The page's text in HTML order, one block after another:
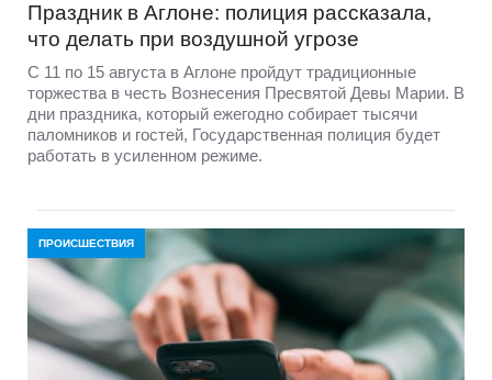
Праздник в Аглоне: полиция рассказала,
что делать при воздушной угрозе
С 11 по 15 августа в Аглоне пройдут традиционные
торжества в честь Вознесения Пресвятой Девы Марии. В
дни праздника, который ежегодно собирает тысячи
паломников и гостей, Государственная полиция будет
работать в усиленном режиме.
ПРОИСШЕСТВИЯ